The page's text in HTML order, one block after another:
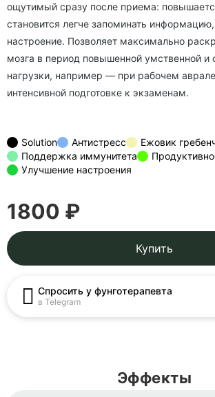
ощутимый сразу после приема:
становится легче запоминать
настроение. Позволяет максимально
мозга в период повышенной умственной и
нагрузки, например — при рабочем
интенсивной подготовке к экзаменам.
Solution Антистресс Ежовик
Поддержка иммунитета
Улучшение настроения
1800 ₽
Купить
Спросить у фунготерапевта
в Telegram
Эффекты